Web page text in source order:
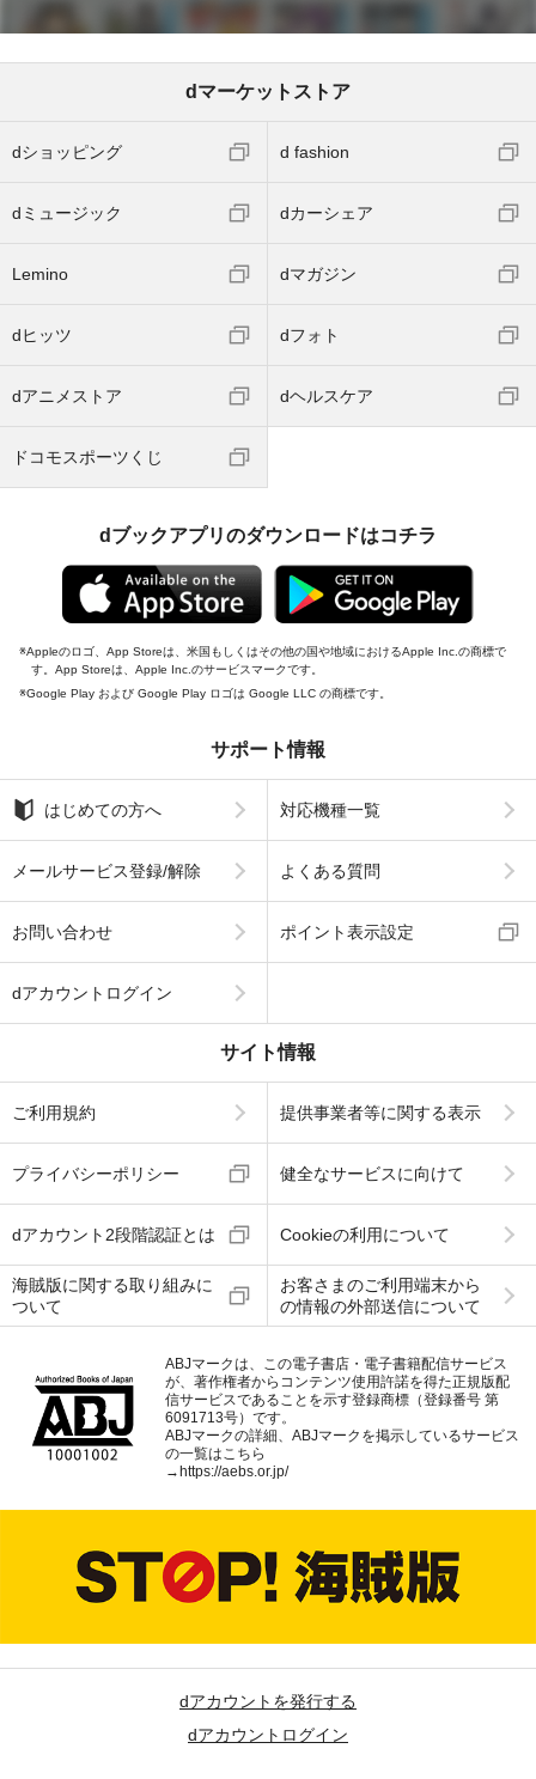
dマーケットストア
dショッピング d fashion
dミュージック dカーシェア
Lemino dマガジン
dヒッツ dフォト
dアニメストア dヘルスケア
ドコモスポーツくじ
dブックアプリのダウンロードはコチラ
Appleのロゴ、App Storeは、米国もしくはその他の国や地域におけるApple Inc.の商標で
す。App Storeは、Apple Inc.のサービスマークです。
Google Play および Google Play ロゴは Google LLC の商標です。
サポート情報
はじめての方へ 対応機種一覧
メールサービス登録/解除 よくある質問
お問い合わせ ポイント表示設定
dアカウントログイン
サイト情報
ご利用規約 提供事業者等に関する表示
プライバシーポリシー 健全なサービスに向けて
dアカウント2段階認証とは Cookieの利用について
海賊版に関する取り組みに
ついて
お客さまのご利用端末から
の情報の外部送信について
ABJマークは、この電子書店・電子書籍配信サービス
が、著作権者からコンテンツ使用許諾を得た正規版配
信サービスであることを示す登録商標（登録番号 第
6091713号）です。
ABJマークの詳細、ABJマークを掲示しているサービス
の一覧はこちら
→ https://aebs.or.jp/
dアカウントを発行する
dアカウントログイン